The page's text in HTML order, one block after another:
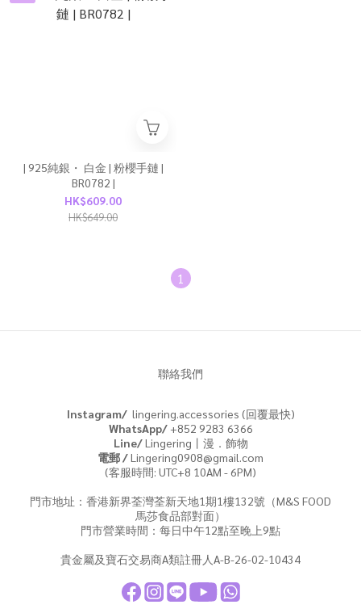
| 925純銀・ 白金 | 粉櫻手鏈 |
BR0782 |
HK$609.00
HK$649.00
1
聯絡我們
Instagram/ lingering.accessories (回覆最快)
WhatsApp/+852 9283 6366
Line/Lingering丨漫．飾物
電郵 /Lingering0908@gmail.com
(客服時間: UTC+8 10AM - 6PM)
門市地址：香港新界荃灣荃新天地1期1樓132號（M&S FOOD
馬莎食品部對面）
門市營業時間：每日中午12點至晚上9點
貴金屬及寶石交易商A類註冊人A-B-26-02-10434